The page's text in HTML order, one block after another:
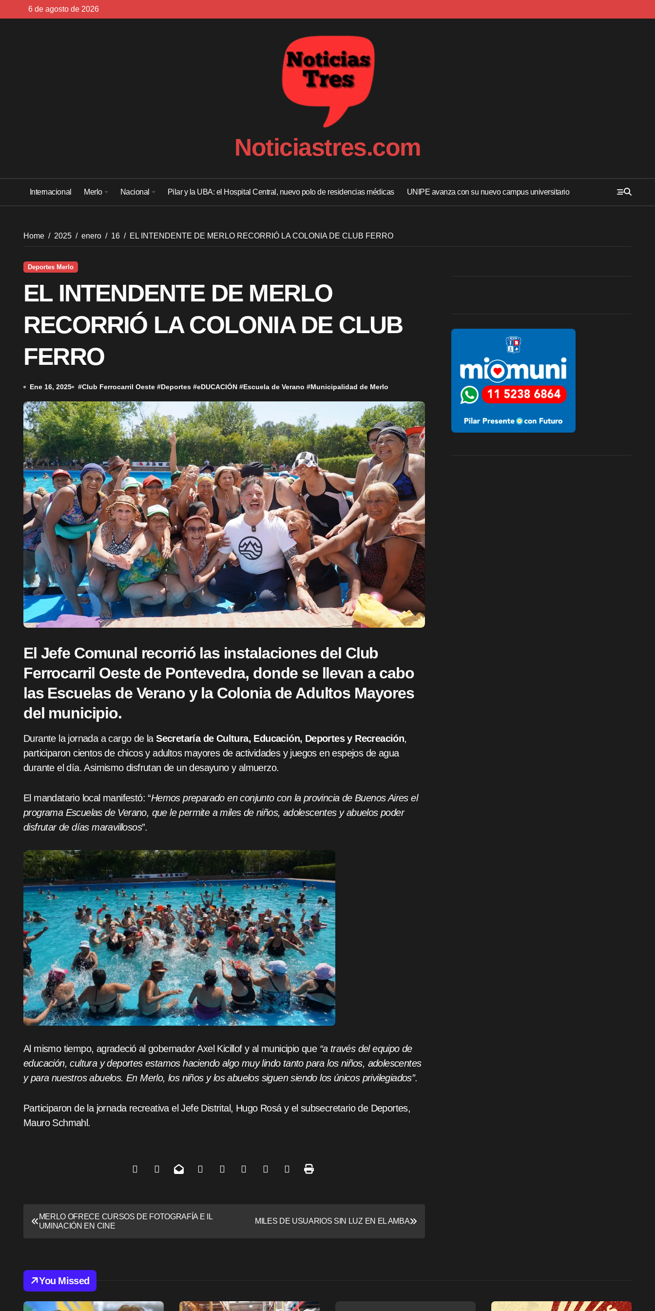
6 de agosto de 2026
Noticiastres.com
Internacional Merlo Nacional Pilar y la UBA: el Hospital Central, nuevo polo de residencias médicas UNIPE avanza con su nuevo campus universitario
Home 2025 enero 16 EL INTENDENTE DE MERLO RECORRIÓ LA COLONIA DE CLUB FERRO
Deportes Merlo
EL INTENDENTE DE MERLO
RECORRIÓ LA COLONIA DE CLUB
FERRO
Ene 16, 2025 #Club Ferrocarril Oeste #Deportes #eDUCACIÓN #Escuela de Verano #Municipalidad de Merlo
El Jefe Comunal recorrió las instalaciones del Club
Ferrocarril Oeste de Pontevedra, donde se llevan a cabo
las Escuelas de Verano y la Colonia de Adultos Mayores
del municipio.
Durante la jornada a cargo de laSecretaría de Cultura, Educación, Deportes y Recreación,
participaron cientos de chicos y adultos mayores de actividades y juegos en espejos de agua
durante el día. Asimismo disfrutan de un desayuno y almuerzo.
El mandatario local manifestó: “Hemos preparado en conjunto con la provincia de Buenos Aires el
programa Escuelas de Verano, que le permite a miles de niños, adolescentes y abuelos poder
disfrutar de días maravillosos”.
Al mismo tiempo, agradeció al gobernador Axel Kicillof y al municipio que “a través del equipo de
educación, cultura y deportes estamos haciendo algo muy lindo tanto para los niños, adolescentes
y para nuestros abuelos. En Merlo, los niños y los abuelos siguen siendo los únicos privilegiados”.
Participaron de la jornada recreativa el Jefe Distrital, Hugo Rosá y el subsecretario de Deportes,
Mauro Schmahl.
e
g
MERLO OFRECE CURSOS DE FOTOGRAFÍA E IL
UMINACIÓN EN CINE
MILES DE USUARIOS SIN LUZ EN EL AMBA
You Missed